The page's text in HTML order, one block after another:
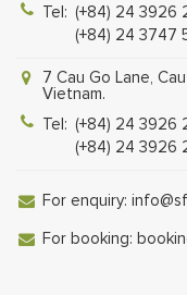
Tel: (+84) 24 3926
(+84) 24 3747
7 Cau Go Lane,
Vietnam.
Tel: (+84) 24 3926
(+84) 24 3926
For enquiry:
For booking: